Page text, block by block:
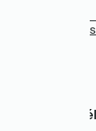
Espace
Accueil